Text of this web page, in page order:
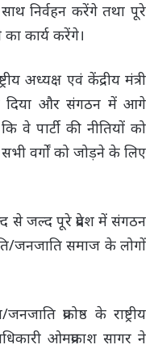
निर्वहन करेंगे तथा पूरे
कार्य करेंगे।
अध्यक्ष एवं केंद्रीय मंत्री
दिया और संगठन में आगे
वे पार्टी की नीतियों को
वर्गों को जोड़ने के लिए
से जल्द पूरे प्रदेश में संगठन
जनजाति समाज के लोगों
प्रकोष्ठ के राष्ट्रीय
ओमप्रकाश सागर ने